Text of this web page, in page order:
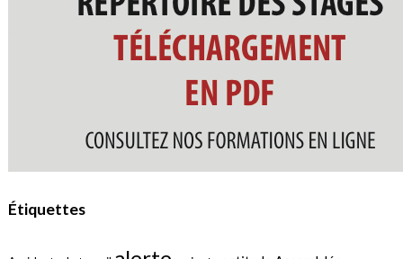
Étiquettes